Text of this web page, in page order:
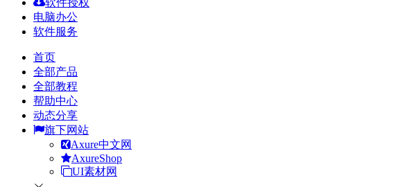
软件授权
电脑办公
软件服务
首页
全部产品
全部教程
帮助中心
动态分享
旗下网站
Axure中文网
AxureShop
UI素材网